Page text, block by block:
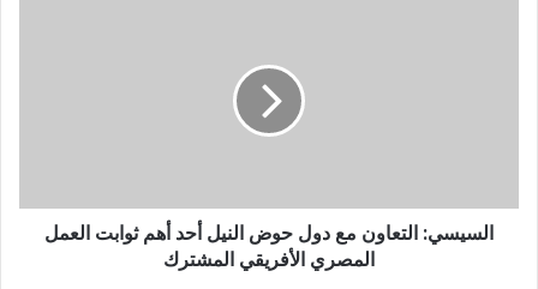
السيسي: التعاون مع دول حوض النيل أحد أهم ثوابت العمل
المصري الأفريقي المشترك